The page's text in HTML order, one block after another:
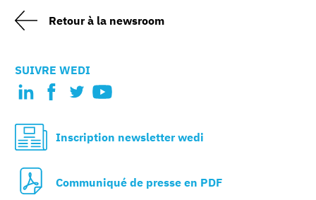
Retour à la newsroom
SUIVRE WEDI
Inscription newsletter wedi
Communiqué de presse en PDF